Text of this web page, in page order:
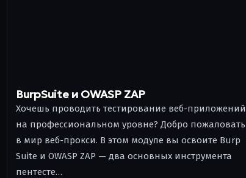
BurpSuite и OWASP ZAP
Хочешь проводить тестирование веб-приложений
на профессиональном уровне? Добро пожаловать
в мир веб-прокси. В этом модуле вы освоите Burp
Suite и OWASP ZAP — два основных инструмента
пентесте…